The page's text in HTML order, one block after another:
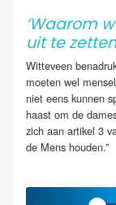
‘Waarom
uit te
Witteveen
moeten wel
niet eens kunnen
haast om de
zich aan artikel 3
de Mens houden.”